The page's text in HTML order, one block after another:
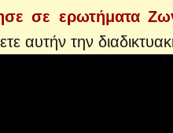
σε ερωτήματα
αυτήν την